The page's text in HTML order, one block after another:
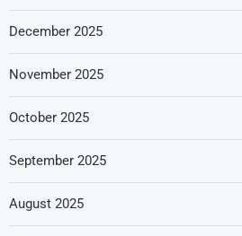
December 2025
November 2025
October 2025
September 2025
August 2025